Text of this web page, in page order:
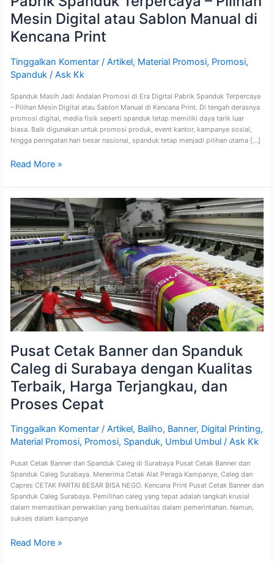
Mesin Digital atau Sablon Manual di
Kencana Print
Tinggalkan Komentar / Artikel, Material Promosi, Promosi,
Spanduk/ Ask Kk
Spanduk Masih Jadi Andalan Promosi di Era Digital Pabrik Spanduk Terpercaya
– Pilihan Mesin Digital atau Sablon Manual di Kencana Print. Di tengah derasnya
promosi digital, media fisik seperti spanduk tetap memiliki daya tarik luar
biasa. Baik digunakan untuk promosi produk, event kantor, kampanye sosial,
hingga peringatan hari besar nasional, spanduk tetap menjadi pilihan utama […]
Read More »
Pusat Cetak Banner dan Spanduk
Caleg di Surabaya dengan Kualitas
Terbaik, Harga Terjangkau, dan
Proses Cepat
Tinggalkan Komentar / Artikel, Baliho, Banner, Digital Printing,
Material Promosi, Promosi, Spanduk, Umbul Umbul/ Ask Kk
Pusat Cetak Banner dan Spanduk Caleg di Surabaya Pusat Cetak Banner dan
Spanduk Caleg Surabaya. Menerima Cetak Alat Peraga Kampanye, Caleg dan
Capres CETAK PARTAI BESAR BISA NEGO. Kencana Print Pusat Cetak Banner dan
Spanduk Caleg Surabaya. Pemilihan caleg yang tepat adalah langkah krusial
dalam memastikan perwakilan yang berkualitas dalam pemerintahan. Namun,
sukses dalam kampanye
Pusat
Cetak
Banner
dan
Spanduk
Caleg
di
Surabaya
dengan
Kualitas
Terbaik,
Harga
Terjangkau,
dan
Proses
Cepat
Read More »